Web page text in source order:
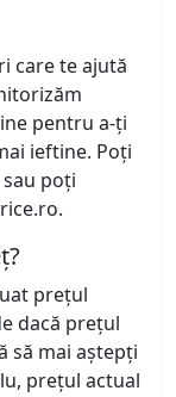
care te ajută
pentru a-ți
ieftine. Poți
poți
prețul
dacă prețul
să mai aștepți
prețul actual